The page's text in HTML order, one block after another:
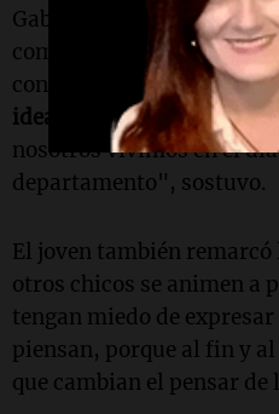
Gabriel, otro de los
como locutor, destacó
contar lo que viven a
idea fue concientizary
nosotros vivimos en el
departamento", sostuvo.
El joven también
otros chicos se animen a
tengan miedo de
piensan, porque al fin y al
que cambian el pensar